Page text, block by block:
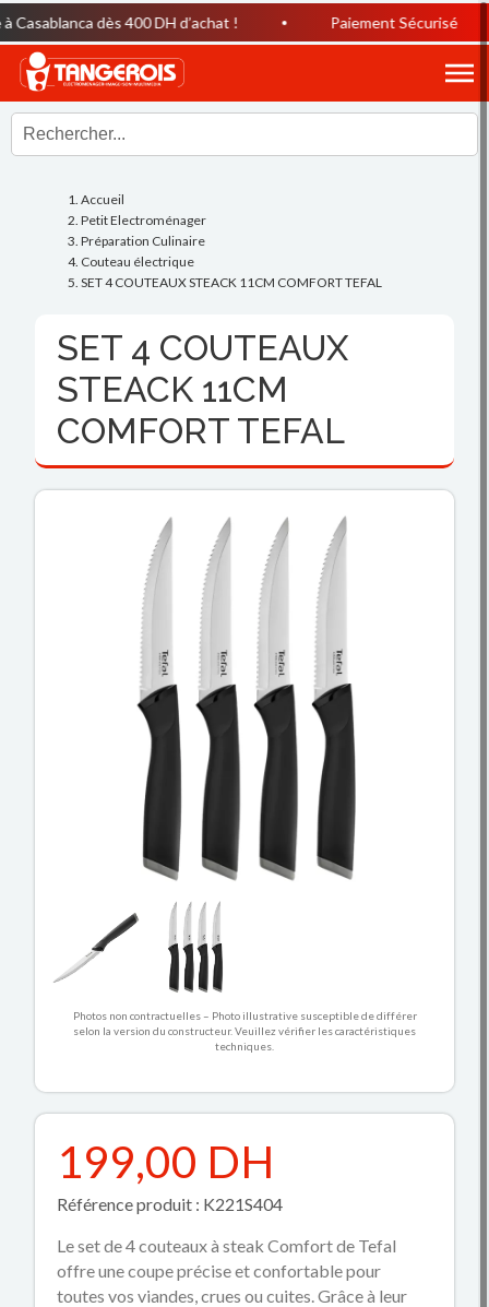
dès 400 DH d’achat ! Paiement Sécurisé
Accueil
Petit Electroménager
Préparation Culinaire
Couteau électrique
SET 4 COUTEAUX STEACK 11CM COMFORT TEFAL
SET 4 COUTEAUX
STEACK 11CM
COMFORT TEFAL
Photos non contractuelles – Photo illustrative susceptible de différer
selon la version du constructeur. Veuillez vérifier les caractéristiques
techniques.
199,00 DH
Référence produit : K221S404
Le set de 4 couteaux à steak Comfort de Tefal
offre une coupe précise et confortable pour
toutes vos viandes, crues ou cuites. Grâce à leur